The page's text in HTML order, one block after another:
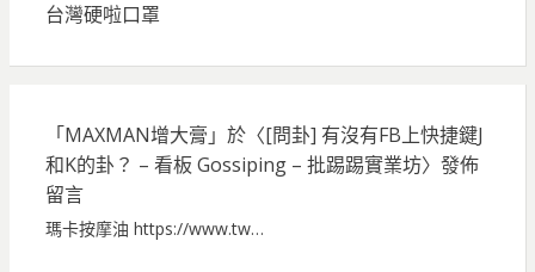
台灣硬啦口罩
「MAXMAN增大膏 」於〈[問卦] 有沒有FB上快捷鍵J
和K的卦？ – 看板 Gossiping – 批踢踢實業坊〉發佈
留言
瑪卡按摩油 https://www.tw…